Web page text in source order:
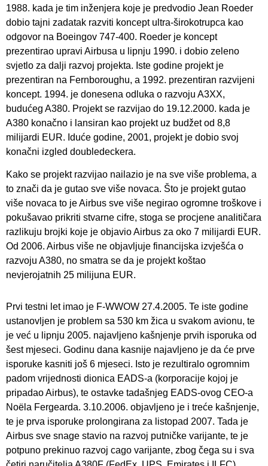
1988. kada je tim inženjera koje je predvodio Jean Roeder
dobio tajni zadatak razviti koncept ultra-širokotrupca kao
odgovor na Boeingov 747-400. Roeder je koncept
prezentirao upravi Airbusa u lipnju 1990. i dobio zeleno
svjetlo za dalji razvoj projekta. Iste godine projekt je
prezentiran na Fernboroughu, a 1992. prezentiran razvijeni
koncept. 1994. je donesena odluka o razvoju A3XX,
budućeg A380. Projekt se razvijao do 19.12.2000. kada je
A380 konačno i lansiran kao projekt uz budžet od 8,8
milijardi EUR. Iduće godine, 2001, projekt je dobio svoj
konačni izgled doubledeckera.
Kako se projekt razvijao nailazio je na sve više problema, a
to znači da je gutao sve više novaca. Što je projekt gutao
više novaca to je Airbus sve više negirao ogromne troškove i
pokušavao prikriti stvarne cifre, stoga se procjene analitičara
razlikuju brojki koje je objavio Airbus za oko 7 milijardi EUR.
Od 2006. Airbus više ne objavljuje financijska izvješća o
razvoju A380, no smatra se da je projekt koštao
nevjerojatnih 25 milijuna EUR.
Prvi testni let imao je F-WWOW 27.4.2005. Te iste godine
ustanovljen je problem sa 530 km žica u svakom avionu, te
je već u lipnju 2005. najavljeno kašnjenje prvih isporuka od
šest mjeseci. Godinu dana kasnije najavljeno je da će prve
isporuke kasniti još 6 mjeseci. Isto je rezultiralo ogromnim
padom vrijednosti dionica EADS-a (korporacije kojoj je
pripadao Airbus), te ostavke tadašnjeg EADS-ovog CEO-a
Noëla Fergearda. 3.10.2006. objavljeno je i treće kašnjenje,
te je prva isporuke prolongirana za listopad 2007. Tada je
Airbus sve snage stavio na razvoj putničke varijante, te je
potpuno prekinuo razvoj cago varijante, zbog čega su i sva